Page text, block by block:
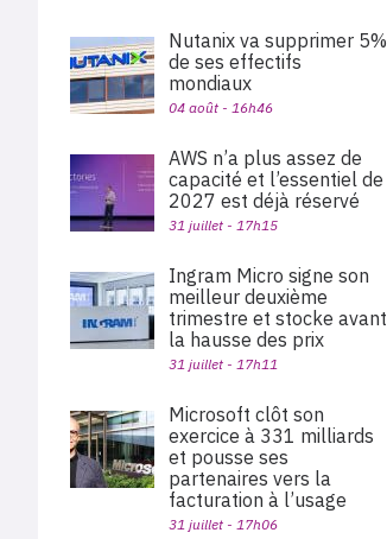
Nutanix va supprimer 5%
de ses effectifs
mondiaux
04 août - 16h46
AWS n’a plus assez de
capacité et l’essentiel de
2027 est déjà réservé
31 juillet - 17h15
Ingram Micro signe son
meilleur deuxième
trimestre et stocke avant
la hausse des prix
31 juillet - 17h11
Microsoft clôt son
exercice à 331 milliards
et pousse ses
partenaires vers la
facturation à l’usage
31 juillet - 17h06